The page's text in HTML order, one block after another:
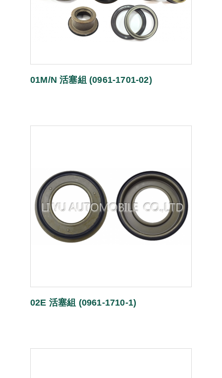
01M/N 活塞組 (0961-1701-02)
02E 活塞組 (0961-1710-1)